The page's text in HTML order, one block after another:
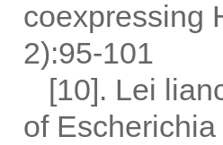
coexpressing
2):95-101
[10]. Lei
of